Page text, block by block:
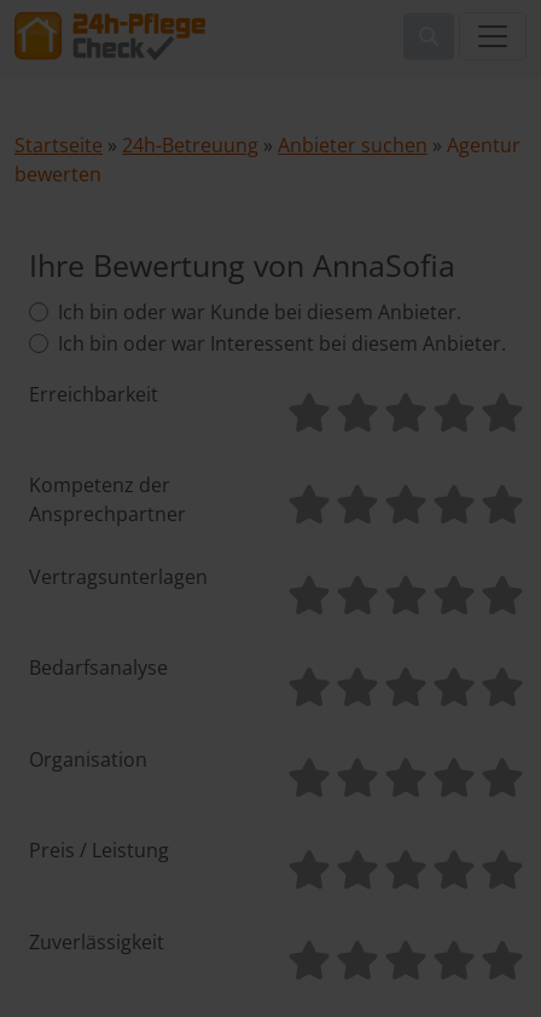
Startseite » 24h-Betreuung » Anbieter suchen » Agentur
bewerten
Ihre Bewertung von AnnaSofia
Ich bin oder war Kunde bei diesem Anbieter.
Ich bin oder war Interessent bei diesem Anbieter.
Erreichbarkeit
Kompetenz der
Ansprechpartner
Vertragsunterlagen
Bedarfsanalyse
Organisation
Preis / Leistung
Zuverlässigkeit